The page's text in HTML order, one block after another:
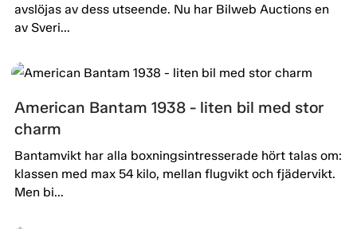
avslöjas av dess utseende. Nu har Bilweb Auctions en
av Sveri...
American Bantam 1938 - liten bil med stor
charm
Bantamvikt har alla boxningsintresserade hört talas om:
klassen med max 54 kilo, mellan flugvikt och fjädervikt.
Men bi...